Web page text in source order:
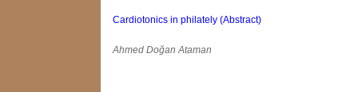
Cardiotonics in philately (Abstract)
Ahmed Doğan Ataman